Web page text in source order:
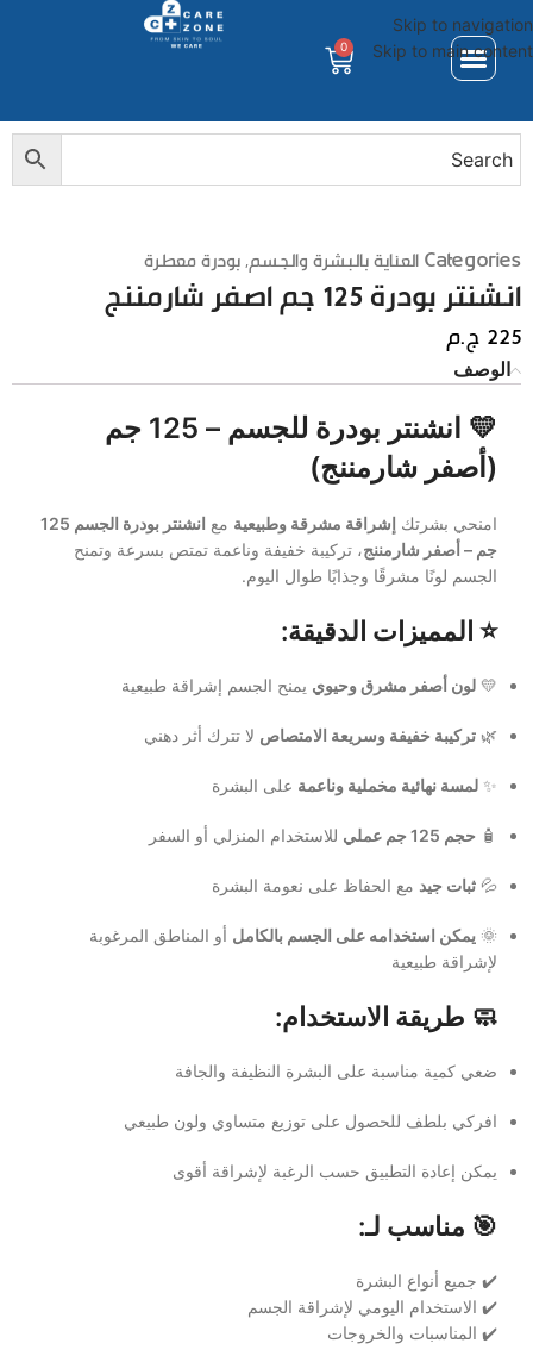
Skip to navigation
Skip to main content
0
Categoriesالعناية بالبشرة والجسم,بودرة معطرة
انشنتر بودرة 125 جم اصفر شارمننج
225ج.م
الوصف
💛 انشنتر بودرة للجسم – 125 جم
(أصفر شارمننج)
امنحي بشرتك إشراقة مشرقة وطبيعية مع
انشنتر بودرة الجسم 125
جم – أصفر شارمننج، تركيبة خفيفة وناعمة تمتص بسرعة وتمنح
الجسم لونًا مشرقًا وجذابًا طوال اليوم.
⭐ المميزات الدقيقة:
💛 لون أصفر مشرق وحيوي يمنح الجسم إشراقة طبيعية
🌿 تركيبة خفيفة وسريعة الامتصاص لا تترك أثر دهني
✨ لمسة نهائية مخملية وناعمة على البشرة
🧴 حجم 125 جم عملي للاستخدام المنزلي أو السفر
💦 ثبات جيد مع الحفاظ على نعومة البشرة
🌞 يمكن استخدامه على الجسم بالكامل أو المناطق المرغوبة
لإشراقة طبيعية
🧼 طريقة الاستخدام:
ضعي كمية مناسبة على البشرة النظيفة والجافة
افركي بلطف للحصول على توزيع متساوي ولون طبيعي
يمكن إعادة التطبيق حسب الرغبة لإشراقة أقوى
🎯 مناسب لـ:
✔️ جميع أنواع البشرة
✔️ الاستخدام اليومي لإشراقة الجسم
✔️ المناسبات والخروجات